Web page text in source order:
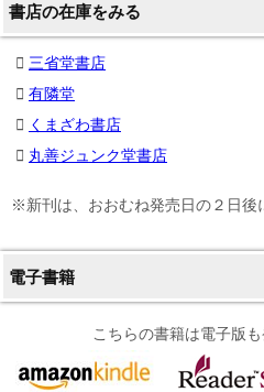
書店の在庫をみる
三省堂書店
有隣堂
くまざわ書店
丸善ジュンク堂書店
※新刊は、おおむね発売日の２日後
電子書籍
こちらの書籍は電子版も